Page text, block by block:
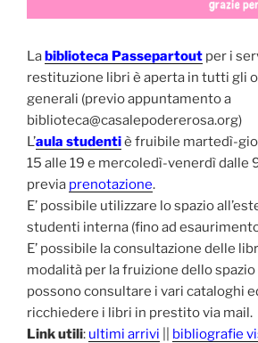
Labiblioteca Passepartout per i
restituzione libri è aperta in tutti gli
generali (previo appuntamento a
biblioteca@casalepodererosa.org)
L’aula studentiè fruibile martedì-
15 alle 19 e mercoledì-venerdì dalle
previa prenotazione.
E’ possibile utilizzare lo spazio
studenti interna (fino ad
E’ possibile la consultazione delle
modalità per la fruizione dello
possono consultare i vari cataloghi
ricchiedere i libri in prestito via mail.
Link utili: ultimi arrivi bibliografie